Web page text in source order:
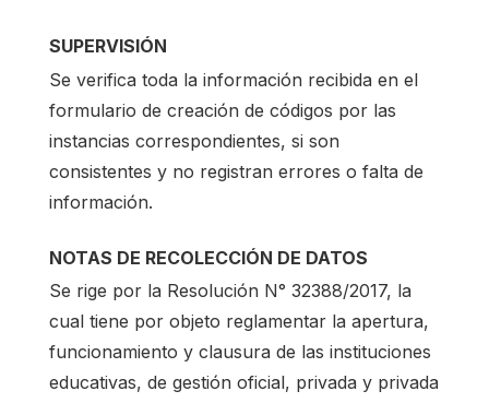
SUPERVISIÓN
Se verifica toda la información recibida en el
formulario de creación de códigos por las
instancias correspondientes, si son
consistentes y no registran errores o falta de
información.
NOTAS DE RECOLECCIÓN DE DATOS
Se rige por la Resolución N° 32388/2017, la
cual tiene por objeto reglamentar la apertura,
funcionamiento y clausura de las instituciones
educativas, de gestión oficial, privada y privada